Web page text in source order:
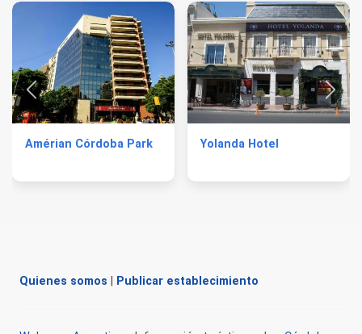
Amérian Córdoba Park Yolanda Hotel
Quienes somos Publicar establecimiento